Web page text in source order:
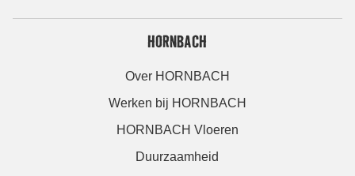
HORNBACH
Over HORNBACH
Werken bij HORNBACH
HORNBACH Vloeren
Duurzaamheid